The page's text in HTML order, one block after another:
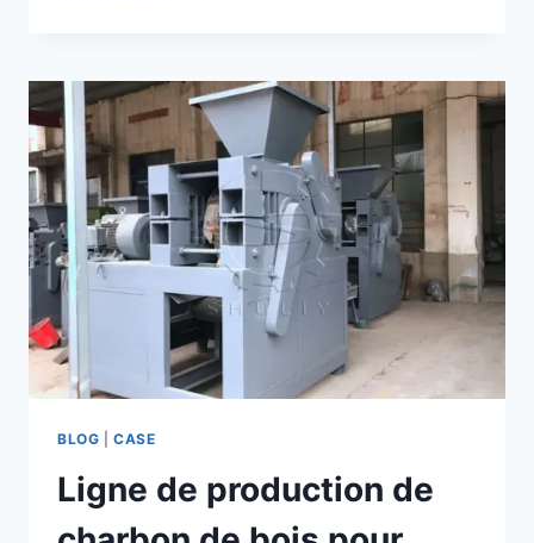
BOULES
DE
CHARBON
SHULIY
PEUT-
IL
AIDER
LES
ENTREPRISES
DE
CARBURANT
SUD-
AFRICAINES
BLOG |CASE
Ligne de production de